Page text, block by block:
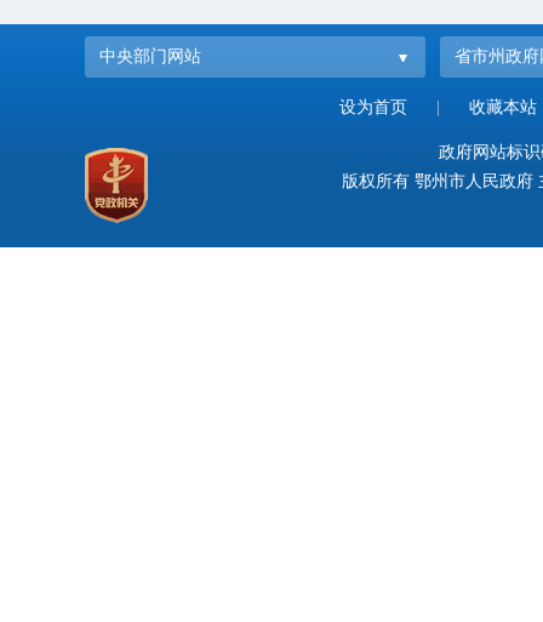
中央部门网站 省市州政府
设为首页 收藏本站
政府网站标
版权所有 鄂州市人民政府